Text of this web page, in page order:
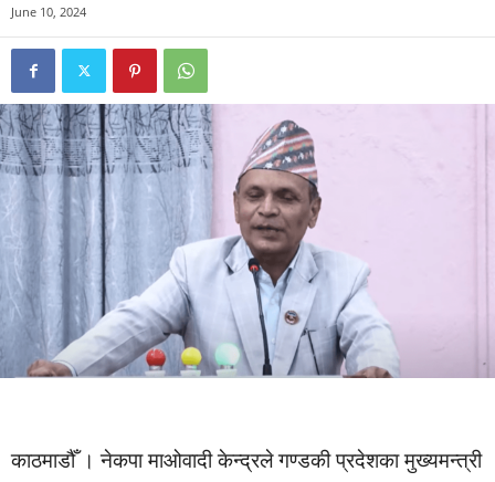
June 10, 2024
काठमाडौँ । नेकपा माओवादी केन्द्रले गण्डकी प्रदेशका मुख्यमन्त्री